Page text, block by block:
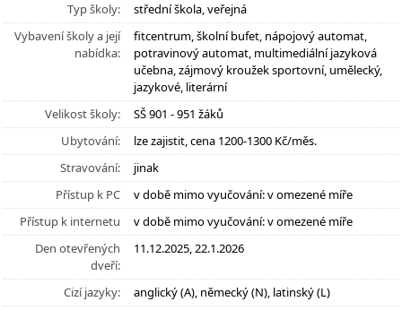
Typ školy:
střední škola, veřejná
Vybavení školy a její
nabídka:
fitcentrum, školní bufet, nápojový automat,
potravinový automat, multimediální jazyková
učebna, zájmový kroužek sportovní, umělecký,
jazykové, literární
Velikost školy:
SŠ 901 - 951 žáků
Ubytování:
lze zajistit, cena 1200-1300 Kč/měs.
Stravování:
jinak
Přístup k PC
v době mimo vyučování: v omezené míře
Přístup k internetu
v době mimo vyučování: v omezené míře
Den otevřených
dveří:
11.12.2025, 22.1.2026
Cizí jazyky:
anglický (A), německý (N), latinský (L)